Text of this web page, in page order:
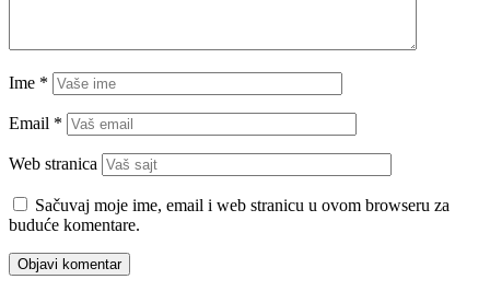
Ime *
Email *
Web stranica
Sačuvaj moje ime, email i web stranicu u ovom browseru za
buduće komentare.